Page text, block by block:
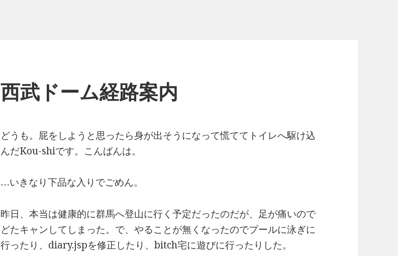
西武ドーム経路案内
どうも。屁をしようと思ったら身が出そうになって慌ててトイレへ駆け込
んだKou-shiです。こんばんは。
…いきなり下品な入りでごめん。
昨日、本当は健康的に群馬へ登山に行く予定だったのだが、足が痛いので
どたキャンしてしまった。で、やることが無くなったのでプールに泳ぎに
行ったり、diary.jspを修正したり、bitch宅に遊びに行ったりした。